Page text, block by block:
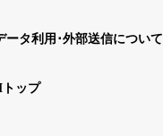
ータ利用･外部送信について
ップ